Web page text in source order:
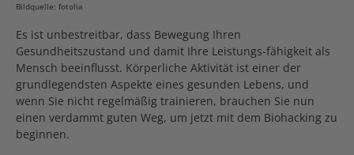
Bildquelle: fotolia
Es ist unbestreitbar, dass Bewegung Ihren
Gesundheitszustand und damit Ihre Leistungs-fähigkeit als
Mensch beeinflusst. Körperliche Aktivität ist einer der
grundlegendsten Aspekte eines gesunden Lebens, und
wenn Sie nicht regelmäßig trainieren, brauchen Sie nun
einen verdammt guten Weg, um jetzt mit dem Biohacking zu
beginnen.